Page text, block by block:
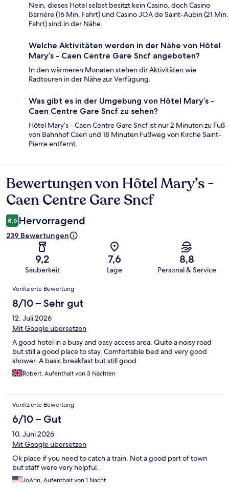
Nein, dieses Hotel selbst besitzt kein Casino, doch Casino
Barrière (16 Min. Fahrt) und Casino JOA de Saint-Aubin (21 Min.
Fahrt) sind in der Nähe.
Welche Aktivitäten werden in der Nähe von Hôtel
Mary’s - Caen Centre Gare Sncf angeboten?
In den wärmeren Monaten stehen dir Aktivitäten wie
Radtouren in der Nähe zur Verfügung.
Was gibt es in der Umgebung von Hôtel Mary’s -
Caen Centre Gare Sncf zu sehen?
Hôtel Mary’s - Caen Centre Gare Sncf ist nur 2 Minuten zu Fuß
von Bahnhof Caen und 18 Minuten Fußweg von Kirche Saint-
Pierre entfernt.
Bewertungen
Bewertungen von Hôtel Mary’s -
Caen Centre Gare Sncf
8,6 Hervorragend
239 Bewertungen
9,2
Sauberkeit
7,6
Lage
8,8
Personal & Service
Bewertungen
Verifizierte Bewertung
8/10 – Sehr gut
12. Juli 2026
Mit Google übersetzen
A good hotel in a busy and easy access area. Quite a noisy road
but still a good place to stay. Comfortable bed and very good
shower. A basic breakfast but still good
Robert, Aufenthalt von 3 Nächten
Verifizierte Bewertung
6/10 – Gut
10. Juni 2026
Mit Google übersetzen
Ok place if you need to catch a train. Not a good part of town
but staff were very helpful.
JoAnn, Aufenthalt von 1 Nacht